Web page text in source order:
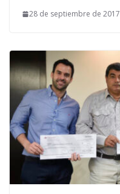
28 de septiembre de 2017